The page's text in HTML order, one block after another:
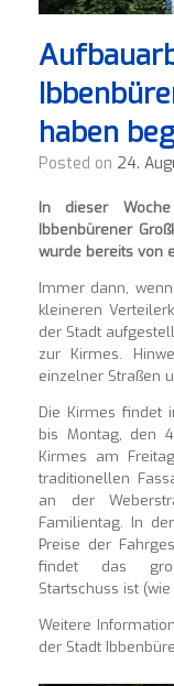
haben
Posted on 24.
In dieser
Ibbenbürener
wurde bereits von
Immer dann,
kleineren
der Stadt
zur Kirmes.
einzelner Straßen
Die Kirmes findet
bis Montag, den
Kirmes am
traditionellen
an der
Familientag. In
Preise der
findet das
Startschuss ist
Weitere
der Stadt